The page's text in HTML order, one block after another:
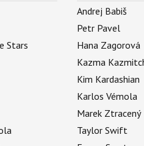
Stars
Andrej Babiš
Petr Pavel
Hana Zagorová
Kazma
Kim Kardashian
Karlos Vémola
Marek Ztracený
Taylor Swift